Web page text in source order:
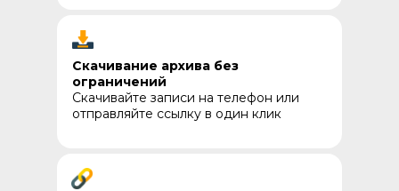
Скачивание архива без
ограничений
Скачивайте записи на телефон или
отправляйте ссылку в один клик